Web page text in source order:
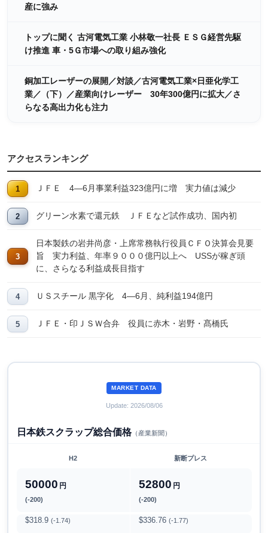
産に強み
トップに聞く 古河電気工業 小林敬一社長 ＥＳＧ経営先駆
け推進 車・5Ｇ市場への取り組み強化
銅加工レーザーの展開／対談／古河電気工業×日亜化学工
業／（下）／産業向けレーザー 30年300億円に拡大／さ
らなる高出力化も注力
アクセスランキング
ＪＦＥ 4―6月事業利益323億円に増 実力値は減少
グリーン水素で還元鉄 ＪＦＥなど試作成功、国内初
日本製鉄の岩井尚彦・上席常務執行役員ＣＦＯ決算会見要
旨 実力利益、年率９０００億円以上へ USSが稼ぎ頭
に、さらなる利益成長目指す
ＵＳスチール 黒字化 4―6月、純利益194億円
ＪＦＥ・印ＪＳＷ合弁 役員に赤木・岩野・髙橋氏
MARKET DATA
Update: 2026/08/06
日本鉄スクラップ総合価格（産業新聞）
H2 新断プレス
50000 円
(-200)
52800 円
(-200)
$318.9 (-1.74) $336.76 (-1.77)